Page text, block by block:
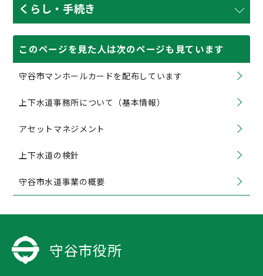
くらし・手続き
このページを見た人は次のページも見ています
守谷市マンホールカードを配布しています
上下水道事務所について（基本情報）
アセットマネジメント
上下水道の検針
守谷市水道事業の概要
守谷市役所